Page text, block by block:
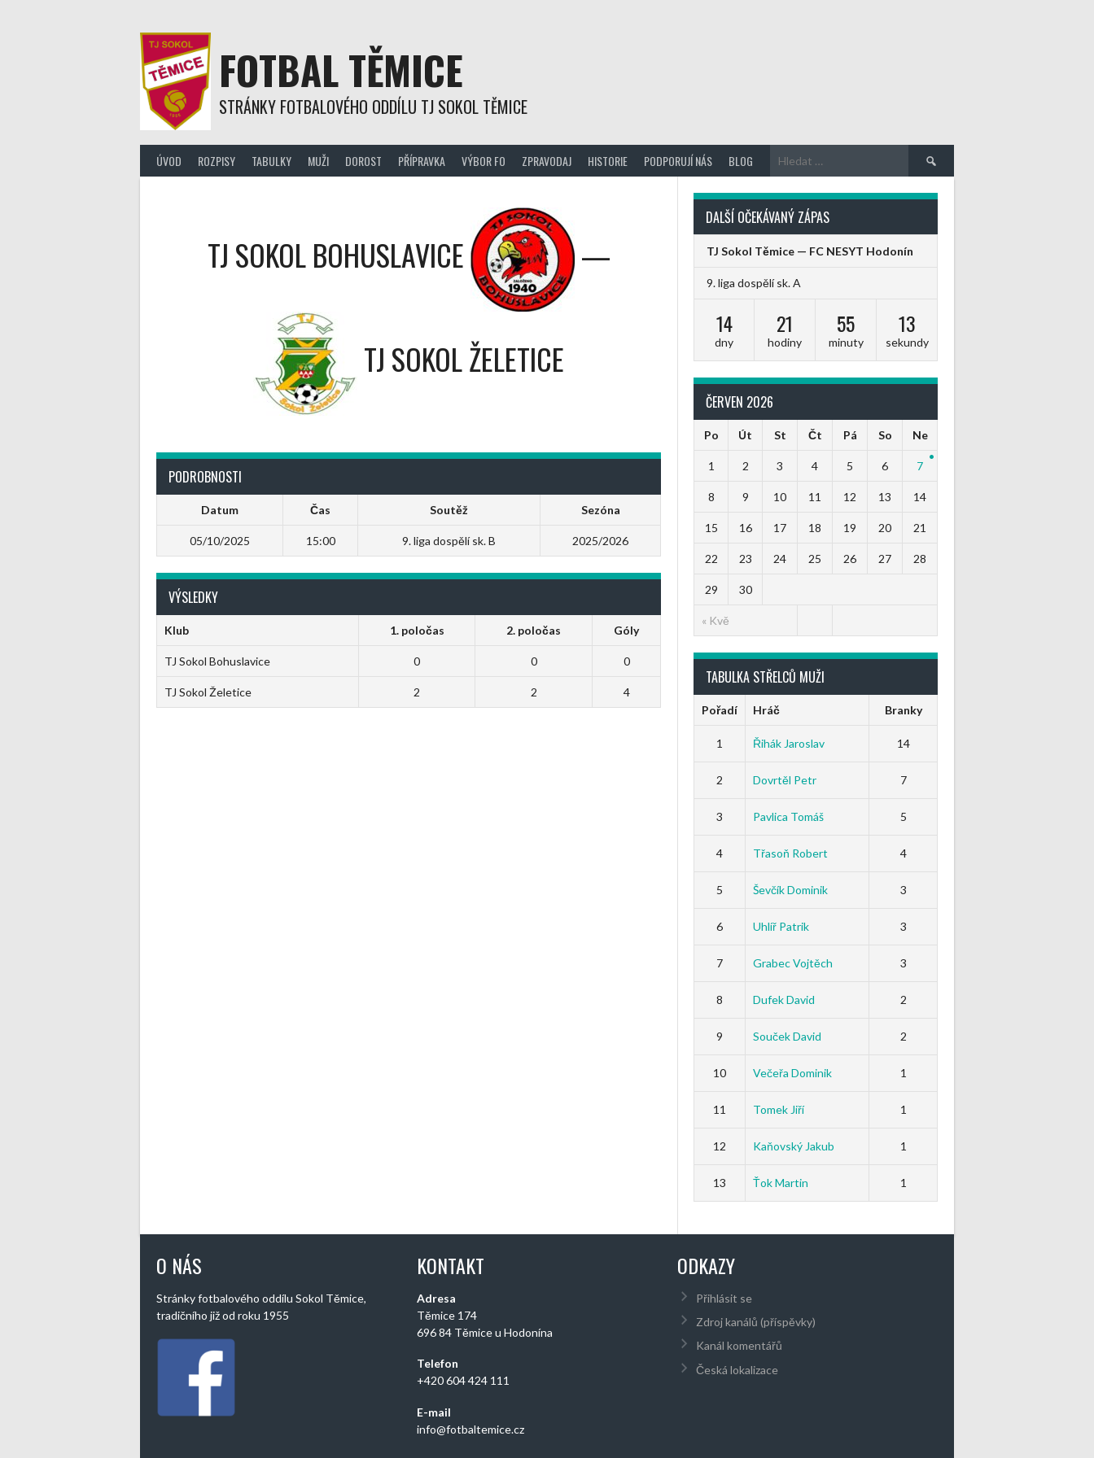
FOTBAL TĚMICE
STRÁNKY FOTBALOVÉHO ODDÍLU TJ SOKOL TĚMICE
ÚVOD ROZPISY TABULKY MUŽI DOROST PŘÍPRAVKA VÝBOR FO ZPRAVODAJ HISTORIE PODPORUJÍ NÁS BLOG Vyhledávání
TJ SOKOL BOHUSLAVICE —
TJ SOKOL ŽELETICE
PODROBNOSTI
Datum Čas Soutěž Sezóna
05/10/2025 15:00 9. liga dospělí sk. B 2025/2026
VÝSLEDKY
Klub 1. poločas 2. poločas Góly
TJ Sokol Bohuslavice 0 0 0
TJ Sokol Želetice 2 2 4
DALŠÍ OČEKÁVANÝ ZÁPAS
TJ Sokol Těmice — FC NESYT Hodonín
9. liga dospělí sk. A
14
dny
21
hodiny
55
minuty
13
sekundy
ČERVEN 2026
Po Út St Čt Pá So Ne
« Kvě
1 2 3 4 5 6 7
8 9 10 11 12 13 14
15 16 17 18 19 20 21
22 23 24 25 26 27 28
29 30
TABULKA STŘELCŮ MUŽI
Pořadí Hráč Branky
1 Řihák Jaroslav 14
2 Dovrtěl Petr 7
3 Pavlica Tomáš 5
4 Třasoň Robert 4
5 Ševčík Dominik 3
6 Uhlíř Patrik 3
7 Grabec Vojtěch 3
8 Dufek David 2
9 Souček David 2
10 Večeřa Dominik 1
11 Tomek Jiří 1
12 Kaňovský Jakub 1
13 Ťok Martin 1
O NÁS
Stránky fotbalového oddílu Sokol Těmice,
tradičního již od roku 1955
KONTAKT
Adresa
Těmice 174
696 84 Těmice u Hodonína
Telefon
+420 604 424 111
E-mail
info@fotbaltemice.cz
ODKAZY
Přihlásit se
Zdroj kanálů (příspěvky)
Kanál komentářů
Česká lokalizace